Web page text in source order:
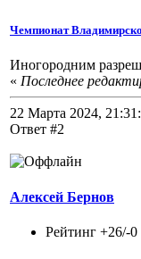
Чемпионат
Иногородним
« Последнее
22 Марта 2024,
Ответ #2
Алексей Бернов
Рейтинг +26/-0